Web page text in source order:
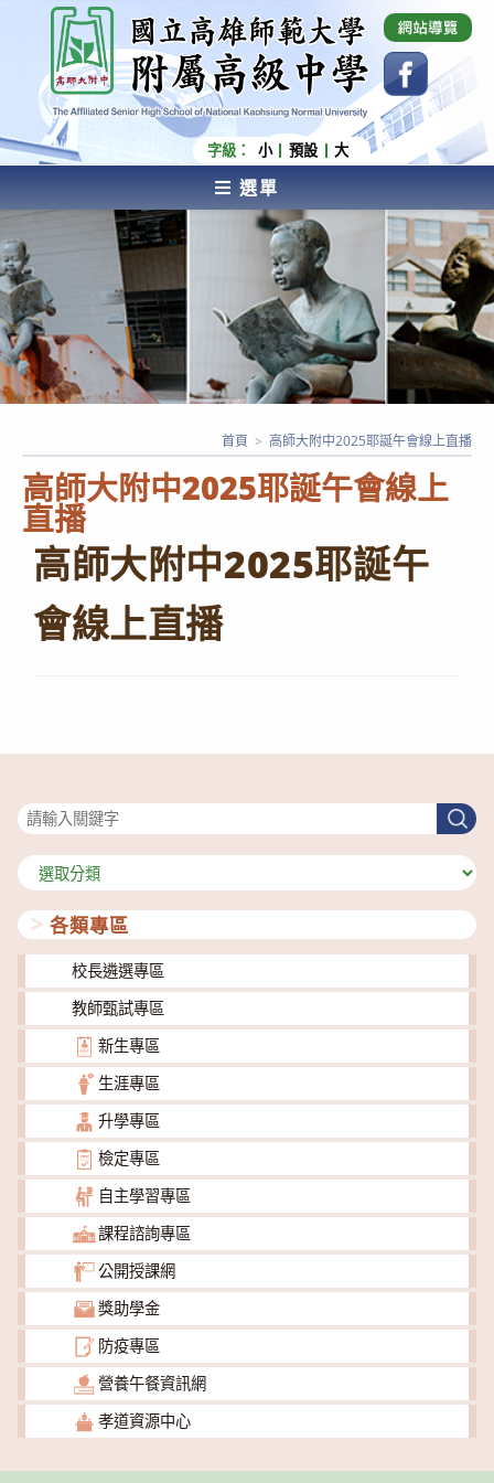
內
容
國立高雄師範大學附屬高級中學 Affiliated Senior
High School of National Kaohsiung Normal
University
字級： 小 預設 大
選單
AFFILIATED SENIOR HIGH SCHOOL OF NATIONAL
KAOHSIUNG NORMAL UNIVERSITY
高師大附中2025耶誕午會線上
直播
首頁 > 高師大附中2025耶誕午會線上直播
高師大附中2025耶誕午
會線上直播
搜
尋
分
類
各類專區
校長遴選專區
教師甄試專區
新生專區
生涯專區
升學專區
檢定專區
自主學習專區
課程諮詢專區
公開授課網
獎助學金
防疫專區
營養午餐資訊網
孝道資源中心